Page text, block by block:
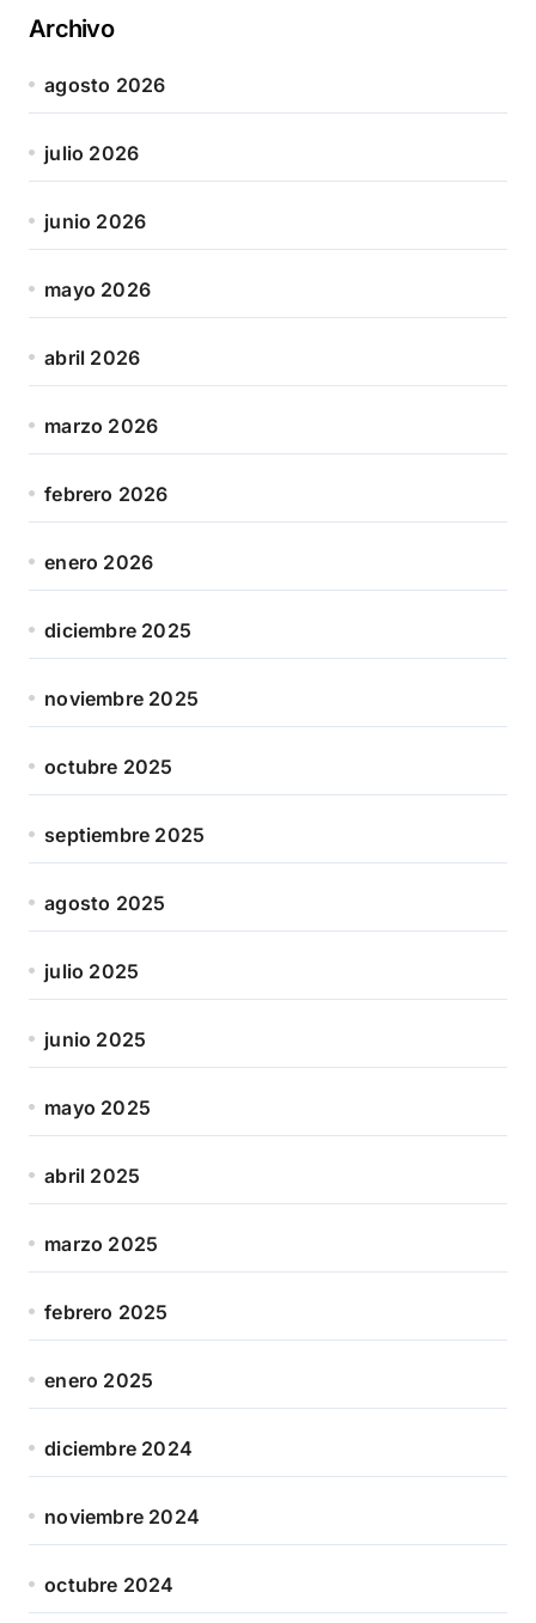
Archivo
agosto 2026
julio 2026
junio 2026
mayo 2026
abril 2026
marzo 2026
febrero 2026
enero 2026
diciembre 2025
noviembre 2025
octubre 2025
septiembre 2025
agosto 2025
julio 2025
junio 2025
mayo 2025
abril 2025
marzo 2025
febrero 2025
enero 2025
diciembre 2024
noviembre 2024
octubre 2024